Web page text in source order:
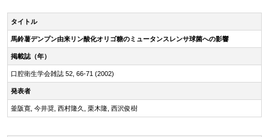
タイトル
馬鈴薯デンプン由来リン酸化オリゴ糖のミュータンスレンサ球菌への影響
掲載誌（年）
口腔衛生学会雑誌 52, 66-71 (2002)
発表者
釜阪寛, 今井奨, 西村隆久, 栗木隆, 西沢俊樹